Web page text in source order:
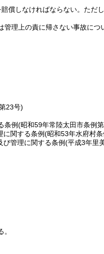
償しなければならない。 ただ
理上の責に帰さない事故につ
23号)
条例(昭和59年常陸太田市条例
に関する条例(昭和53年水府村
び管理に関する条例(平成3年里